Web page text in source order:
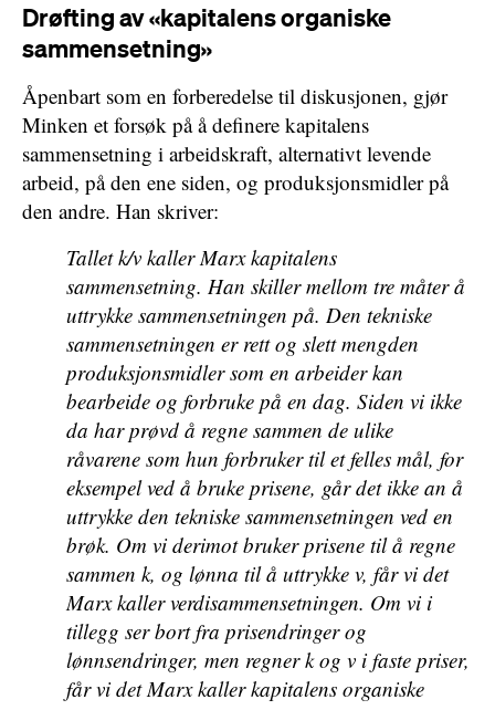
Drøfting av «kapitalens organiske
sammensetning»
Åpenbart som en forberedelse til diskusjonen, gjør
Minken et forsøk på å definere kapitalens
sammensetning i arbeidskraft, alternativt levende
arbeid, på den ene siden, og produksjonsmidler på
den andre. Han skriver:
Tallet k/v kaller Marx kapitalens
sammensetning. Han skiller mellom tre måter å
uttrykke sammensetningen på. Den tekniske
sammensetningen er rett og slett mengden
produksjonsmidler som en arbeider kan
bearbeide og forbruke på en dag. Siden vi ikke
da har prøvd å regne sammen de ulike
råvarene som hun forbruker til et felles mål, for
eksempel ved å bruke prisene, går det ikke an å
uttrykke den tekniske sammensetningen ved en
brøk. Om vi derimot bruker prisene til å regne
sammen k, og lønna til å uttrykke v, får vi det
Marx kaller verdisammensetningen. Om vi i
tillegg ser bort fra prisendringer og
lønnsendringer, men regner k og v i faste priser,
får vi det Marx kaller kapitalens organiske